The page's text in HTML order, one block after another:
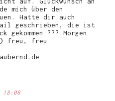
mich über den
Hatte dir auch
geschrieben, die ist
??? Morgen
freu, freu
18:08